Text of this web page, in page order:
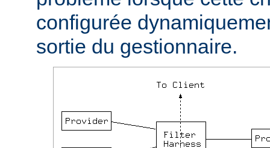
configurée
sortie du gestionnaire.